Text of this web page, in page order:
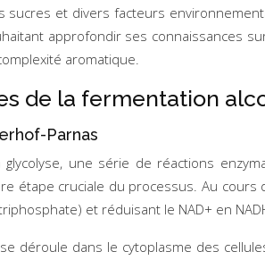
sucres et divers facteurs
approfondir ses connaissances
aromatique.
de la fermentation
Parnas
une série de réactions
étape cruciale du processus. Au
et réduisant le NAD+ en
déroule dans le cytoplasme des